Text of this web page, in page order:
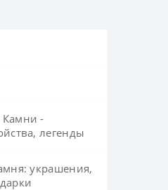
Камни -
легенды
украшения,